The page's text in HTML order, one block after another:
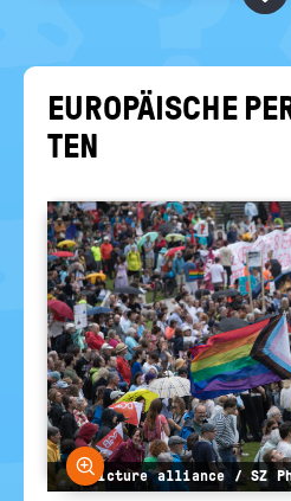
EU­RO­PÄI­SCHE
TEN
Bild vergrößern
© picture alliance / SZ